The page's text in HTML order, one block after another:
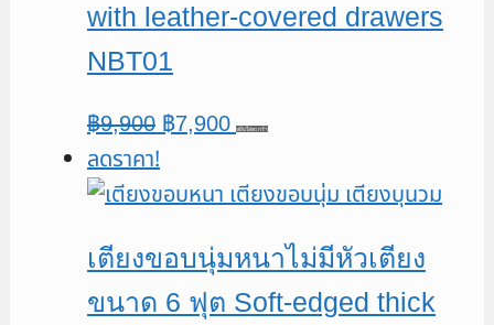
with leather-covered drawers
NBT01
฿9,900 Original
was:
฿7,900Current
is:
หยิบใส่ตะกร้า
ลดราคา!
เตียงขอบนุ่มหนาไม่มีหัวเตียง
ขนาด 6 ฟุต Soft-edged thick